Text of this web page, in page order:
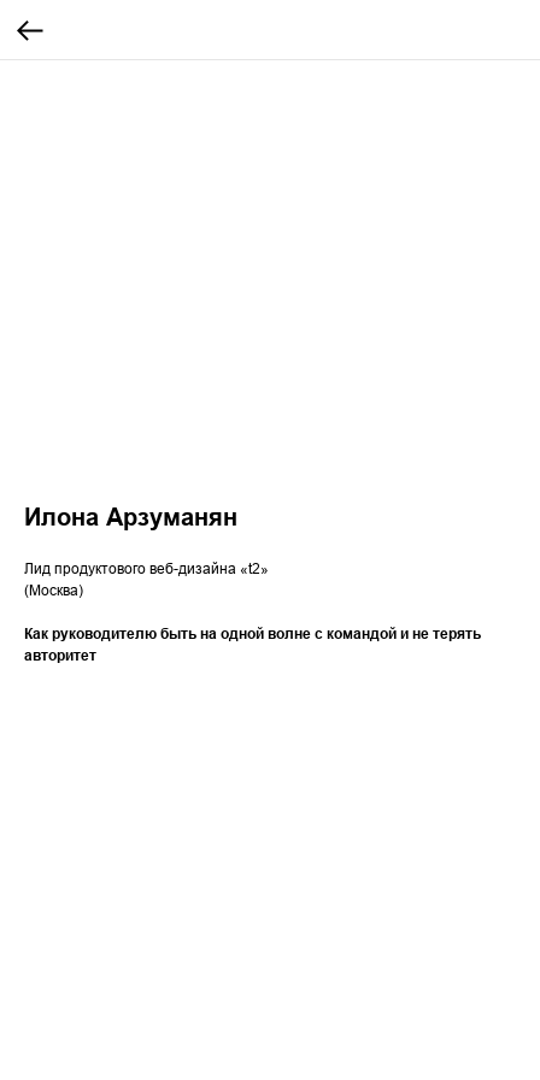
Илона Арзуманян
Лид продуктового веб-дизайна «t2»
(Москва)
Как руководителю быть на одной волне с командой и не терять
авторитет